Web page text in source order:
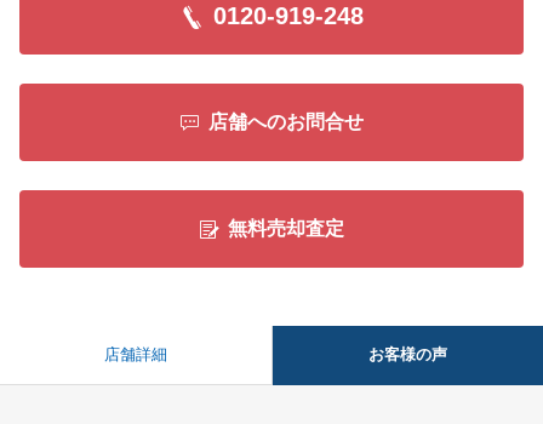
0120-919-248
店舗へのお問合せ
無料売却査定
店舗詳細 お客様の声